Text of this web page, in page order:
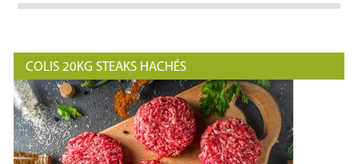
COLIS 20KG STEAKS HACHÉS